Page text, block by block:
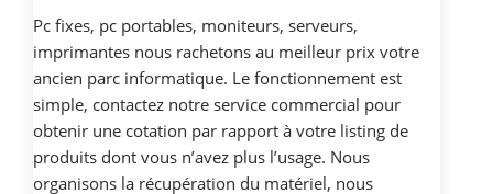
Pc fixes, pc portables, moniteurs, serveurs,
imprimantes nous rachetons au meilleur prix votre
ancien parc informatique. Le fonctionnement est
simple, contactez notre service commercial pour
obtenir une cotation par rapport à votre listing de
produits dont vous n’avez plus l’usage. Nous
organisons la récupération du matériel, nous